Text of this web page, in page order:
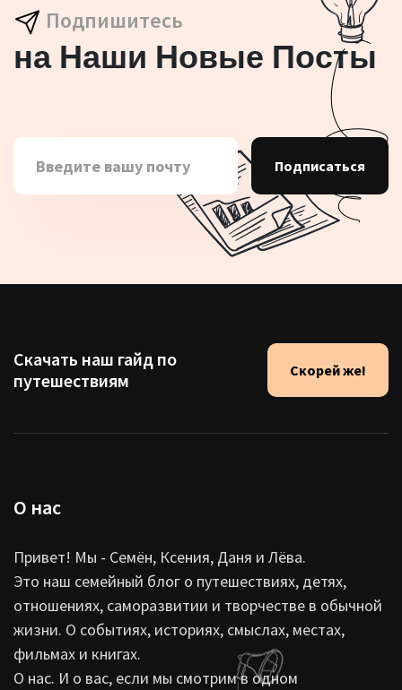
Подпишитесь
на Наши Новые Посты
Подписаться
Скачать наш гайд по
путешествиям
Скорей же!
О нас
Привет! Мы - Семён, Ксения, Даня и Лёва.
Это наш семейный блог о путешествиях, детях,
отношениях, саморазвитии и творчестве в обычной
жизни. О событиях, историях, смыслах, местах,
фильмах и книгах.
О нас. И о вас, если мы смотрим в одном